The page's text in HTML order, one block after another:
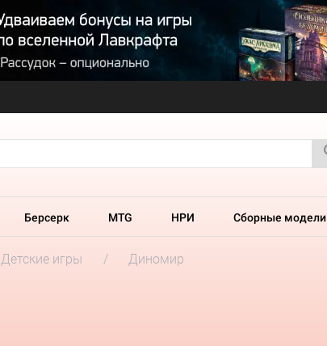
Берсерк MTG НРИ Сборные модели
Детские игры Диномир